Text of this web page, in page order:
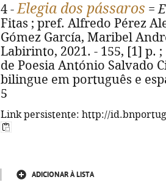
4 -Elegia dos pássaros =
Fitas ; pref. Alfredo Pérez
Gómez García, Maribel
Labirinto, 2021. - 155, [1] p.
de Poesia António Salvado
bilingue em português e
5
Link persistente: http://
ADICIONAR À LISTA